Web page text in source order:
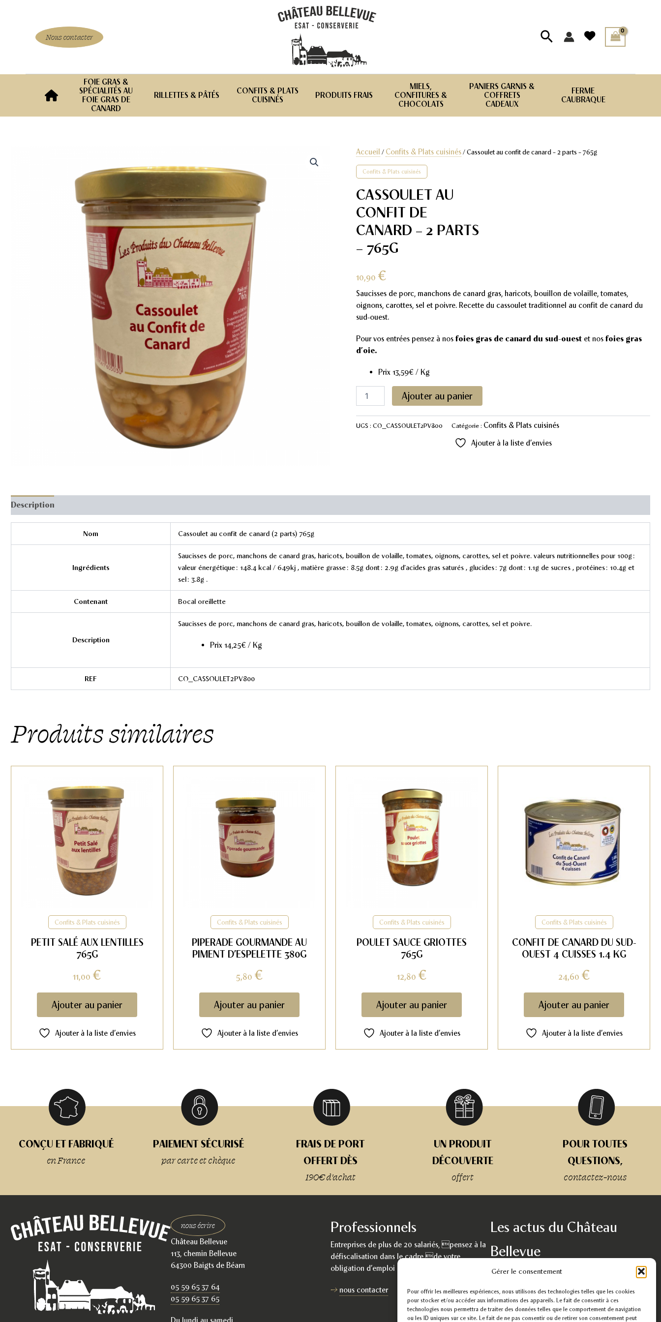
Gérer le consentement
Pour offrir les meilleures expériences, nous utilisons des technologies telles que les cookies
pour stocker et/ou accéder aux informations des appareils. Le fait de consentir à ces
technologies nous permettra de traiter des données telles que le comportement de navigation
ou les ID uniques sur ce site. Le fait de ne pas consentir ou de retirer son consentement peut
Nous contacter Rechercher
FOIE GRAS &
SPÉCIALITÉS AU
FOIE GRAS DE
CANARD
RILLETTES & PÂTÉS
CONFITS & PLATS
CUISINÉS
PRODUITS FRAIS
MIELS,
CONFITURES &
CHOCOLATS
PANIERS GARNIS &
COFFRETS
CADEAUX
FERME
CAUBRAQUE
Accueil / Confits & Plats cuisinés/ Cassoulet au confit de canard – 2 parts – 765g
Confits & Plats cuisinés
CASSOULET AU
CONFIT DE
CANARD – 2 PARTS
– 765G
10,90 €
Saucisses de porc, manchons de canard gras, haricots, bouillon de volaille, tomates,
oignons, carottes, sel et poivre. Recette du cassoulet traditionnel au confit de canard du
sud-ouest.
Pour vos entrées pensez à nos foies gras de canard du sud-ouest et nos foies gras
d’oie.
Prix 13,59€ / Kg
confit
765g
Ajouter au panier
UGS : CO_CASSOULET2PV800 Catégorie : Confits & Plats cuisinés
Ajouter à la liste d’envies
Description
Nom Cassoulet au confit de canard (2 parts) 765g
Ingrédients
Saucisses de porc, manchons de canard gras, haricots, bouillon de volaille, tomates, oignons, carottes, sel et poivre. valeurs nutritionnelles pour 100g :
valeur énergétique : 148.4 kcal / 649kj , matière grasse : 8.5g dont : 2.9g d’acides gras saturés , glucides : 7g dont : 1.1g de sucres , protéines : 10.4g et
sel : 3.8g .
Contenant Bocal oreillette
Description
Saucisses de porc, manchons de canard gras, haricots, bouillon de volaille, tomates, oignons, carottes, sel et poivre.
Prix 14,25€ / Kg
REF CO_CASSOULET2PV800
Produits similaires
Confits & Plats cuisinés
PETIT SALÉ AUX LENTILLES
765G
11,00 €
Ajouter au panier
Ajouter à la liste d’envies
Confits & Plats cuisinés
PIPERADE GOURMANDE AU
PIMENT D’ESPELETTE 380G
5,80 €
Ajouter au panier
Ajouter à la liste d’envies
Confits & Plats cuisinés
POULET SAUCE GRIOTTES
765G
12,80 €
Ajouter au panier
Ajouter à la liste d’envies
Confits & Plats cuisinés
CONFIT DE CANARD DU SUD-
OUEST 4 CUISSES 1.4 KG
24,60 €
Ajouter au panier
Ajouter à la liste d’envies
CONÇU ET FABRIQUÉ
en France
PAIEMENT SÉCURISÉ
par carte et chèque
FRAIS DE PORT
OFFERT DÈS
190€ d'achat
UN PRODUIT
DÉCOUVERTE
offert
POUR TOUTES
QUESTIONS,
contactez-nous
nous écrire
Château Bellevue
113, chemin Bellevue
64300 Baigts de Béarn
05 59 65 37 64
05 59 65 37 65
Du lundi au samedi
Professionnels
Entreprises de plus de 20 salariés, pensez à la
défiscalisation dans le cadre de votre
obligation d’emploi de travailleurs handicapés.
nous contacter
Les actus du Château
Bellevue
Découvrez nos recettes, la vie dans un
établissement, service d’aide par le travail, nos
paniers gourmands, nos passions, notre travail.
voir les actualités